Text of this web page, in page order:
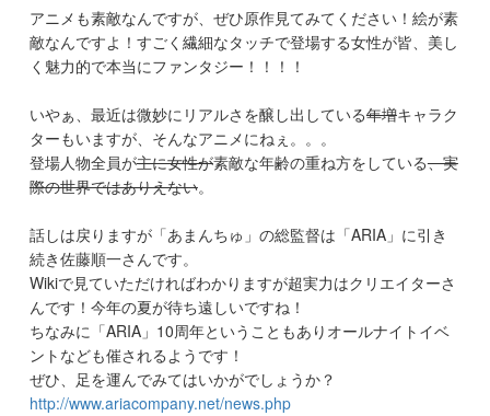
アニメも素敵なんですが、ぜひ原作見てみてください！絵が素
敵なんですよ！すごく繊細なタッチで登場する女性が皆、美し
く魅力的で本当にファンタジー！！！！
いやぁ、最近は微妙にリアルさを醸し出している年増キャラク
ターもいますが、そんなアニメにねぇ。。。
登場人物全員が主に女性が素敵な年齢の重ね方をしている、実
際の世界ではありえない。
話しは戻りますが「あまんちゅ」の総監督は「ARIA」に引き
続き佐藤順一さんです。
Wikiで見ていただければわかりますが超実力はクリエイターさ
んです！今年の夏が待ち遠しいですね！
ちなみに「ARIA」10周年ということもありオールナイトイベ
ントなども催されるようです！
ぜひ、足を運んでみてはいかがでしょうか？
http://www.ariacompany.net/news.php